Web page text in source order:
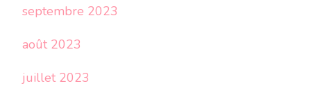
septembre 2023
août 2023
juillet 2023